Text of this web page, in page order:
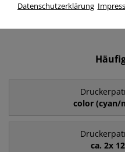
mehr Infos zur Kategorie
color (cyan/
ca. 2x
Datenschutzerklärung